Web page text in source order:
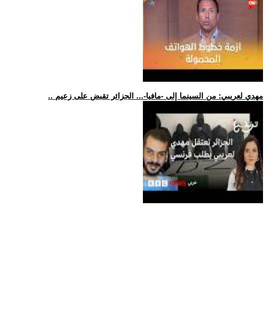
.. مهدي لعريبي: من السينما إلى -مافيا-... الجزائر تقبض على زعيم